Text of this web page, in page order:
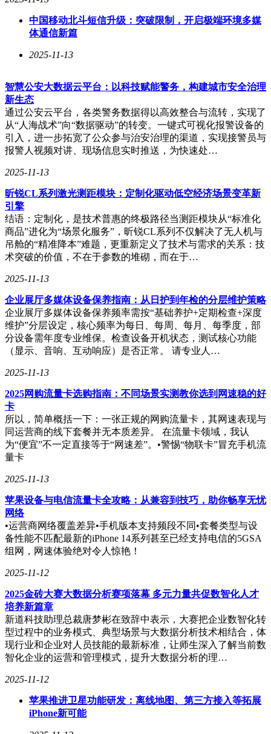
为了避免未来再次遇到类似问题，湖北地区的Steam Deck用户
还可以采取一些预防措施。例如，提前做好网络准备，特别是
等网络优化工具的更新，确保使用最新的优化算法；对于重要
更新。
中国移动北斗短信升级：突破限制，开启极端环境多媒
体通信新篇
2025-11-13
智慧公安大数据云平台：以科技赋能警务，构建城市安全治理
新生态
通过公安云平台，各类警务数据得以高效整合与流转，实现了
从“人海战术”向“数据驱动”的转变。一键式可视化报警设备的
引入，进一步拓宽了公众参与治安治理的渠道，实现接警员与
报警人视频对讲、现场信息实时推送，为快速处…
2025-11-13
昕锐CL系列激光测距模块：定制化驱动低空经济场景变革新
引擎
结语：定制化，是技术普惠的终极路径当测距模块从“标准化
商品”进化为“场景化服务”，昕锐CL系列不仅解决了无人机与
吊舱的“精准降本”难题，更重新定义了技术与需求的关系：技
术突破的价值，不在于参数的堆砌，而在于…
2025-11-13
企业展厅多媒体设备保养指南：从日护到年检的分层维护策略
企业展厅多媒体设备保养频率需按“基础养护+定期检查+深度
维护”分层设定，核心频率为每日、每周、每月、每季度，部
分设备需年度专业维保。检查设备开机状态，测试核心功能
（显示、音响、互动响应）是否正常。 请专业人…
2025-11-13
2025网购流量卡选购指南：不同场景实测教你选到网速稳的好
卡
所以，简单概括一下：一张正规的网购流量卡，其网速表现与
同运营商的线下套餐并无本质差异。 在流量卡领域，我认
为“便宜”不一定直接等于“网速差”。•警惕“物联卡”冒充手机流
量卡
2025-11-13
苹果设备与电信流量卡全攻略：从兼容到技巧，助你畅享无忧
网络
•运营商网络覆盖差异•手机版本支持频段不同•套餐类型与设
备性能不匹配最新的iPhone 14系列甚至已经支持电信的5GSA
组网，网速体验绝对令人惊艳！
2025-11-12
2025金砖大赛大数据分析赛项落幕 多元力量共促数智化人才
培养新篇章
新道科技助理总裁唐梦彬在致辞中表示，大赛把企业数智化转
型过程中的业务模式、典型场景与大数据分析技术相结合，体
现行业和企业对人员技能的最新标准，让师生深入了解当前数
智化企业的运营和管理模式，提升大数据分析的理…
2025-11-12
苹果推进卫星功能研发：离线地图、第三方接入等拓展
iPhone新可能